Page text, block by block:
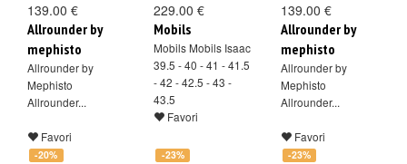
139.00 €
Allrounder by
mephisto
Allrounder by
Mephisto
Allrounder...
Favori
229.00 €
Mobils
Mobils Mobils Isaac
39.5 - 40 - 41 - 41.5
- 42 - 42.5 - 43 -
43.5
Favori
139.00 €
Allrounder by
mephisto
Allrounder by
Mephisto
Allrounder...
Favori
-20% -23% -23%